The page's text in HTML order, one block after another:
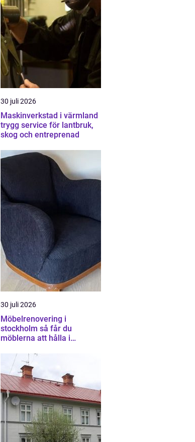
30 juli 2026
Maskinverkstad i värmland
trygg service för lantbruk,
skog och entreprenad
30 juli 2026
Möbelrenovering i
stockholm så får du
möblerna att hålla i